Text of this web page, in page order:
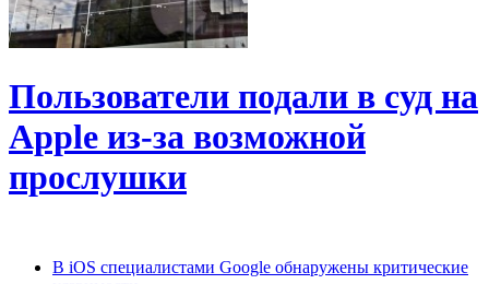
Пользователи подали в суд на
Apple из-за возможной
прослушки
В iOS специалистами Google обнаружены критические